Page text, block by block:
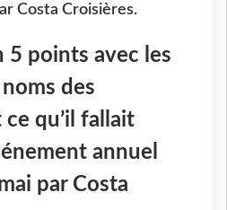
Costa Croisières.
5 points avec les
des
qu’il fallait
annuel
par Costa